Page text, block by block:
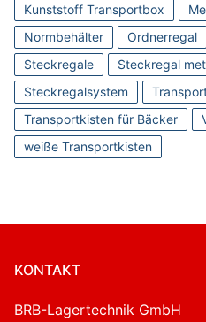
Kunststoff Transportbox
Normbehälter
Ordnerregal
Steckregale
Steckregal
Steckregalsystem
Transportkisten für Bäcker
weiße Transportkisten
KONTAKT
BRB-Lagertechnik GmbH